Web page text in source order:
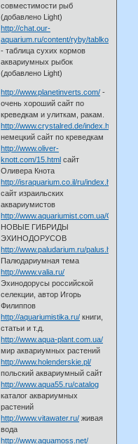
совместимости рыб
(добавлено Light)
http://chat.our-
aquarium.ru/content/ryby/tablkorm/
- таблица сухих кормов
аквариумных рыбок
(добавлено Light)
http://www.planetinverts.com/ -
очень хороший сайт по
креведкам и улиткам, ракам.
http://www.crystalred.de/index.htm
немецкий сайт по креведкам
http://www.oliver-
knott.com/15.html сайт
Оливера Кнота
http://israquarium.co.il/ru/index.html
сайт израильских
аквариумистов
http://www.aquariumist.com.ua/Gibr.html
НОВЫЕ ГИБРИДЫ
ЭХИНОДОРУСОВ
http://www.paludarium.ru/
Палюдариумная тема
http://www.valia.ru/
Эхинодорусы российской
селекции, автор Игорь
Филиппов
http://aquariumistika.ru/ книги,
статьи и т.д.
http://www.aqua-plant.com.ua/
мир аквариумных растений
http://www.holenderskie.pl/
польский аквариумный сайт
http://www.aqua55.ru/catalog
каталог аквариумных
растений
http://www.vitawater.ru/ живая
вода
http://www.aquamoss.net/